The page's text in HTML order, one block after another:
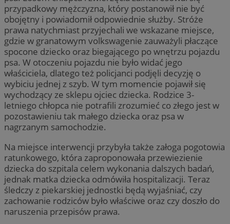
przypadkowy mężczyzna, który postanowił nie być
obojętny i powiadomił odpowiednie służby. Stróże
prawa natychmiast przyjechali we wskazane miejsce,
gdzie w granatowym volkswagenie zauważyli płaczące
spocone dziecko oraz biegającego po wnętrzu pojazdu
psa. W otoczeniu pojazdu nie było widać jego
właściciela, dlatego też policjanci podjęli decyzję o
wybiciu jednej z szyb. W tym momencie pojawił się
wychodzący ze sklepu ojciec dziecka. Rodzice 3-
letniego chłopca nie potrafili zrozumieć co złego jest w
pozostawieniu tak małego dziecka oraz psa w
nagrzanym samochodzie.
Na miejsce interwencji przybyła także załoga pogotowia
ratunkowego, która zaproponowała przewiezienie
dziecka do szpitala celem wykonania dalszych badań,
jednak matka dziecka odmówiła hospitalizacji. Teraz
śledczy z piekarskiej jednostki będą wyjaśniać, czy
zachowanie rodziców było właściwe oraz czy doszło do
naruszenia przepisów prawa.